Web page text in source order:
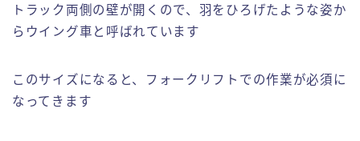
トラック両側の壁が開くので、羽をひろげたような姿か
らウイング車と呼ばれています
このサイズになると、フォークリフトでの作業が必須に
なってきます